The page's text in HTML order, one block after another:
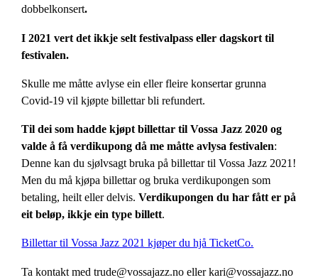
dobbelkonsert.
I 2021 vert det ikkje selt festivalpass eller dagskort til
festivalen.
Skulle me måtte avlyse ein eller fleire konsertar grunna
Covid-19 vil kjøpte billettar bli refundert.
Til dei som hadde kjøpt billettar til Vossa Jazz 2020 og
valde å få verdikupong då me måtte avlysa festivalen:
Denne kan du sjølvsagt bruka på billettar til Vossa Jazz 2021!
Men du må kjøpa billettar og bruka verdikupongen som
betaling, heilt eller delvis.Verdikupongen du har fått er på
eit beløp, ikkje ein type billett.
Billettar til Vossa Jazz 2021 kjøper du hjå TicketCo.
Ta kontakt med trude@vossajazz.no eller kari@vossajazz.no